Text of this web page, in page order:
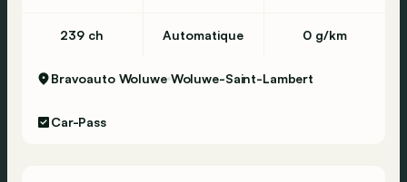
239 ch Automatique 0 g/km
Bravoauto Woluwe Woluwe-Saint-Lambert
Car-Pass